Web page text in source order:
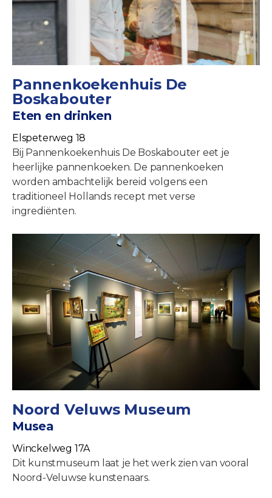
Pannenkoekenhuis De
Boskabouter
Eten en drinken
Elspeterweg 18
Bij Pannenkoekenhuis De Boskabouter eet je
heerlijke pannenkoeken. De pannenkoeken
worden ambachtelijk bereid volgens een
traditioneel Hollands recept met verse
ingrediënten.
Noord Veluws Museum
Musea
Winckelweg 17A
Dit kunstmuseum laat je het werk zien van vooral
Noord-Veluwse kunstenaars.